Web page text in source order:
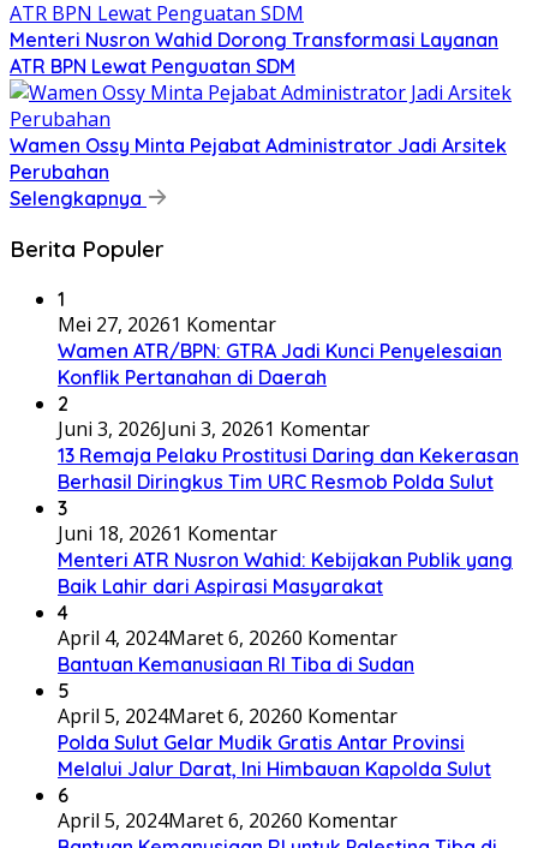
​Menteri Nusron Wahid Dorong Transformasi Layanan
ATR BPN Lewat Penguatan SDM
Wamen Ossy Minta Pejabat Administrator Jadi Arsitek
Perubahan
Selengkapnya
Berita Populer
1
Mei 27, 20261 Komentar
Wamen ATR/BPN: GTRA Jadi Kunci Penyelesaian
Konflik Pertanahan di Daerah
2
Juni 3, 2026Juni 3, 20261 Komentar
13 Remaja Pelaku Prostitusi Daring dan Kekerasan
Berhasil Diringkus Tim URC Resmob Polda Sulut
3
Juni 18, 20261 Komentar
Menteri ATR Nusron Wahid: Kebijakan Publik yang
Baik Lahir dari Aspirasi Masyarakat
4
April 4, 2024Maret 6, 20260 Komentar
Bantuan Kemanusiaan RI Tiba di Sudan
5
April 5, 2024Maret 6, 20260 Komentar
Polda Sulut Gelar Mudik Gratis Antar Provinsi
Melalui Jalur Darat, Ini Himbauan Kapolda Sulut
6
April 5, 2024Maret 6, 20260 Komentar